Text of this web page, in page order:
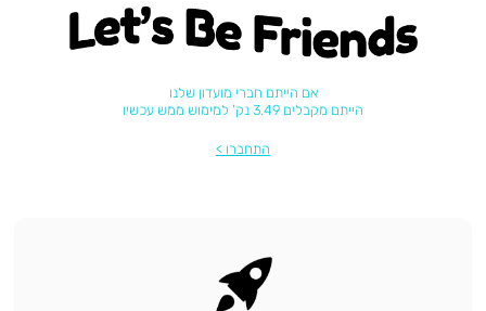
Let's be friends
אם הייתם חברי מועדון שלנו
הייתם מקבלים 3.49 נק' למימוש ממש עכשיו
התחברו